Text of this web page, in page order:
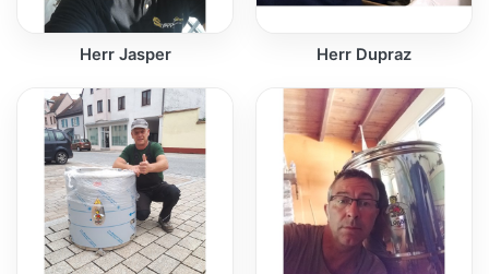
Herr Jasper Herr Dupraz